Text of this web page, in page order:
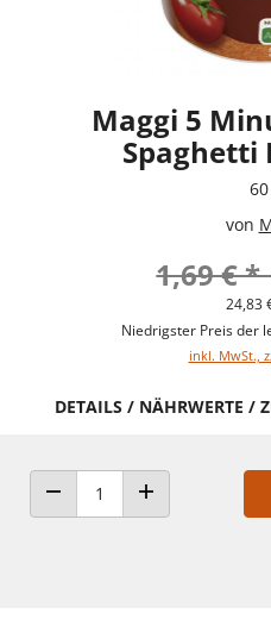
Maggi 5
Spaghetti
von
1,69 €
24,83
Niedrigster Preis der
inkl. MwSt.,
DETAILS / NÄHRWERTE /
ANZAHL VERRINGERNANZAHL ERHÖHEN